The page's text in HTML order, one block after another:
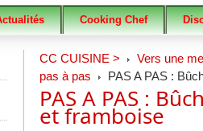
Cooking Chef
CC CUISINE >
Vers une
pas à pas
PAS A PAS :
PAS A PAS :
et framboise